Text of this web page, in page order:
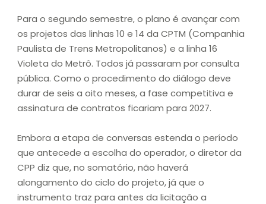
Para o segundo semestre, o plano é avançar com
os projetos das linhas 10 e 14 da CPTM (Companhia
Paulista de Trens Metropolitanos) e a linha 16
Violeta do Metrô. Todos já passaram por consulta
pública. Como o procedimento do diálogo deve
durar de seis a oito meses, a fase competitiva e
assinatura de contratos ficariam para 2027.
Embora a etapa de conversas estenda o período
que antecede a escolha do operador, o diretor da
CPP diz que, no somatório, não haverá
alongamento do ciclo do projeto, já que o
instrumento traz para antes da licitação a